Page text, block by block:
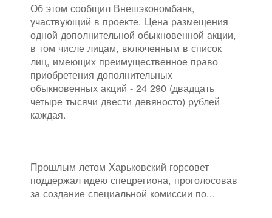
Об этом сообщил Внешэкономбанк,
участвующий в проекте. Цена размещения
одной дополнительной обыкновенной акции,
в том числе лицам, включенным в список
лиц, имеющих преимущественное право
приобретения дополнительных
обыкновенных акций - 24 290 (двадцать
четыре тысячи двести девяносто) рублей
каждая.
Прошлым летом Харьковский горсовет
поддержал идею спецрегиона, проголосовав
за создание специальной комиссии по...